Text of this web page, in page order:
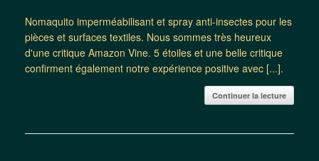
Nomaquito imperméabilisant et spray anti-insectes pour les
pièces et surfaces textiles. Nous sommes très heureux
d'une critique Amazon Vine. 5 étoiles et une belle critique
confirment également notre expérience positive avec [...].
Continuer la lecture